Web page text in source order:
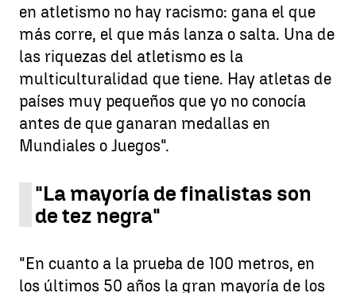
en atletismo no hay racismo: gana el que
más corre, el que más lanza o salta. Una de
las riquezas del atletismo es la
multiculturalidad que tiene. Hay atletas de
países muy pequeños que yo no conocía
antes de que ganaran medallas en
Mundiales o Juegos".
"La mayoría de finalistas son
de tez negra"
"En cuanto a la prueba de 100 metros, en
los últimos 50 años la gran mayoría de los